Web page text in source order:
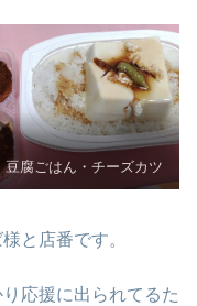
豆腐ごはん・チーズカツ
と店番です。
応援に出られてるた